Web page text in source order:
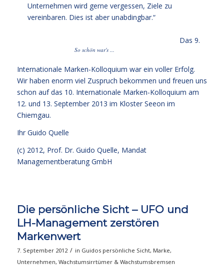
Unternehmen wird gerne vergessen, Ziele zu
vereinbaren. Dies ist aber unabdingbar.“
So schön war's ...
Das 9.
Internationale Marken-Kolloquium war ein voller Erfolg.
Wir haben enorm viel Zuspruch bekommen und freuen uns
schon auf das 10. Internationale Marken-Kolloquium am
12. und 13. September 2013 im Kloster Seeon im
Chiemgau.
Ihr Guido Quelle
(c) 2012, Prof. Dr. Guido Quelle, Mandat
Managementberatung GmbH
Die persönliche Sicht – UFO und
LH-Management zerstören
Markenwert
7. September 2012 / in Guidos persönliche Sicht, Marke,
Unternehmen, Wachstumsirrtümer & Wachstumsbremsen